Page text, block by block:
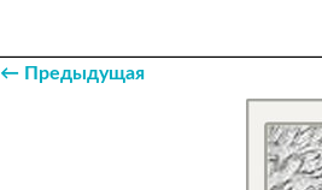
← Предыдущая